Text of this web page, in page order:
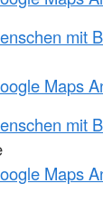
mit
Maps
mit
Maps